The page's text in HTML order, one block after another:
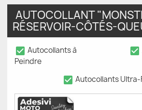
AUTOCOLLANT
RÉSERVOIR-CÔTÉS-
check_box Autocollants à
Peindre
check_box
check_box Autocollants Ultra-